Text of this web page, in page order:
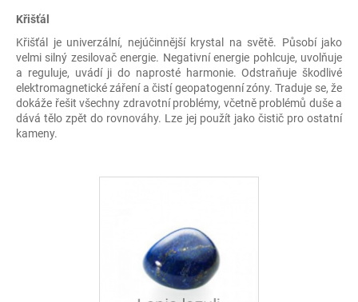
Křišťál
Křišťál je univerzální, nejúčinnější krystal na světě. Působí jako
velmi silný zesilovač energie. Negativní energie pohlcuje, uvolňuje
a reguluje, uvádí ji do naprosté harmonie. Odstraňuje škodlivé
elektromagnetické záření a čistí geopatogenní zóny. Traduje se, že
dokáže řešit všechny zdravotní problémy, včetně problémů duše a
dává tělo zpět do rovnováhy. Lze jej použít jako čistič pro ostatní
kameny.